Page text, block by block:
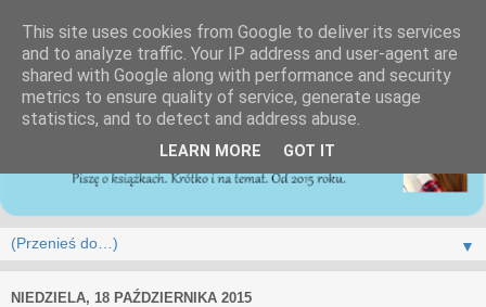
▼
NIEDZIELA, 18 PAŹDZIERNIKA 2015
This site uses cookies from Google to deliver its services
and to analyze traffic. Your IP address and user-agent are
shared with Google along with performance and security
metrics to ensure quality of service, generate usage
statistics, and to detect and address abuse.
LEARN MORE GOT IT